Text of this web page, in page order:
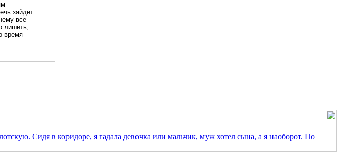
зайдет
все
лишить,
время
Сидя в коридоре, я гадала девочка или мальчик, муж хотел сына, а я наоборот. По